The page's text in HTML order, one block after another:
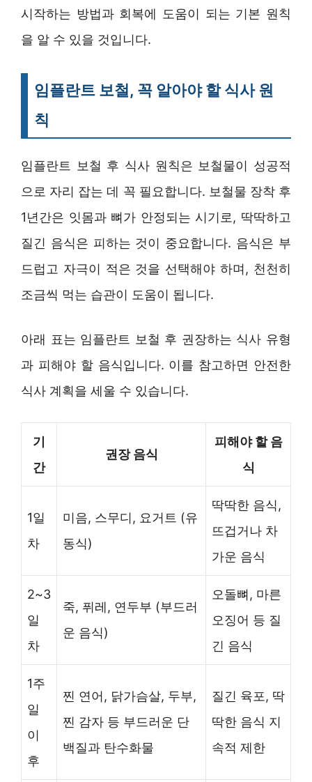
시작하는 방법과 회복에 도움이 되는 기본 원칙
을 알 수 있을 것입니다.
임플란트 보철, 꼭 알아야 할 식사 원
칙
임플란트 보철 후 식사 원칙은 보철물이 성공적
으로 자리 잡는 데 꼭 필요합니다. 보철물 장착 후
1년간은 잇몸과 뼈가 안정되는 시기로, 딱딱하고
질긴 음식은 피하는 것이 중요합니다. 음식은 부
드럽고 자극이 적은 것을 선택해야 하며, 천천히
조금씩 먹는 습관이 도움이 됩니다.
아래 표는 임플란트 보철 후 권장하는 식사 유형
과 피해야 할 음식입니다. 이를 참고하면 안전한
식사 계획을 세울 수 있습니다.
기
간
권장 음식
피해야 할 음
식
1일
차
미음, 스무디, 요거트 (유
동식)
딱딱한 음식,
뜨겁거나 차
가운 음식
2~3
일
차
죽, 퓌레, 연두부 (부드러
운 음식)
오돌뼈, 마른
오징어 등 질
긴 음식
1주
일
이
후
찐 연어, 닭가슴살, 두부,
찐 감자 등 부드러운 단
백질과 탄수화물
질긴 육포, 딱
딱한 음식 지
속적 제한